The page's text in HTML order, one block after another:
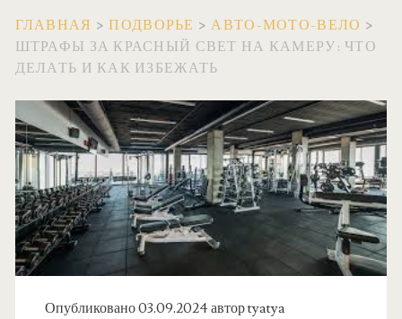
ГЛАВНАЯ >ПОДВОРЬЕ >АВТО-МОТО-ВЕЛО >
ШТРАФЫ ЗА КРАСНЫЙ СВЕТ НА КАМЕРУ: ЧТО
ДЕЛАТЬ И КАК ИЗБЕЖАТЬ
Опубликовано 03.09.2024 авторtyatya